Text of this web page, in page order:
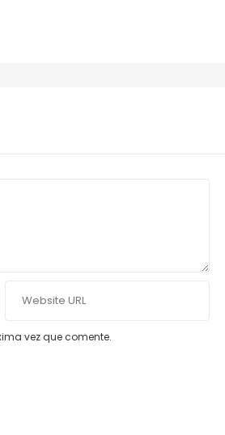
vez que comente.